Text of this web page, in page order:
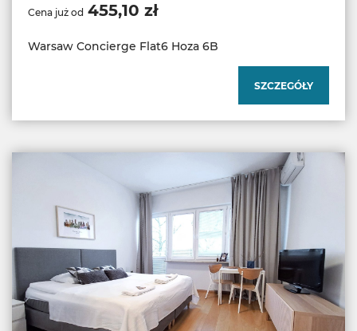
Cena już od 455,10 zł
Warsaw Concierge Flat6 Hoza 6B
SZCZEGÓŁY